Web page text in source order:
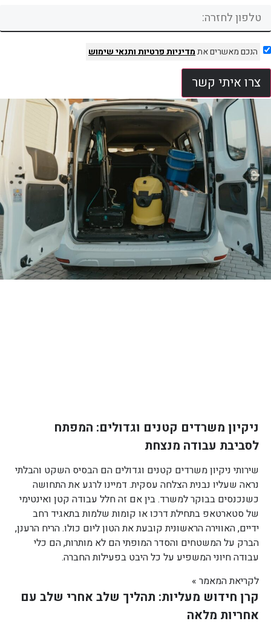
הנכם מאשרים אתמדיניות פרטיותותנאי שימוש
צרו איתי קשר
ניקיון משרדים קטנים וגדולים: המפתח
לסביבת עבודה מנצחת
שירותי ניקיון משרדים קטנים וגדולים הם הבסיס השקט והבלתי
נראה שעליו נבנית הצלחה עסקית. דמיינו לרגע את התחושה
כשנכנסים בבוקר למשרד. בין אם זה חלל עבודה קטן ואינטימי
של סטארטאפ בתחילת דרכו או קומות שלמות בתאגיד רחב
ידיים, האווירה הראשונית קובעת את הטון ליום כולו. הריח הרענן,
הברק על המשטחים והסדר המופתי הם לא מותרות, הם כלי
עבודה חיוני המשפיע על כל היבט בפעילות החברה.
לקריאת המאמר »
קרן חידוש מעליות: תהליך שלב אחרי שלב עם
אחריות מלאה